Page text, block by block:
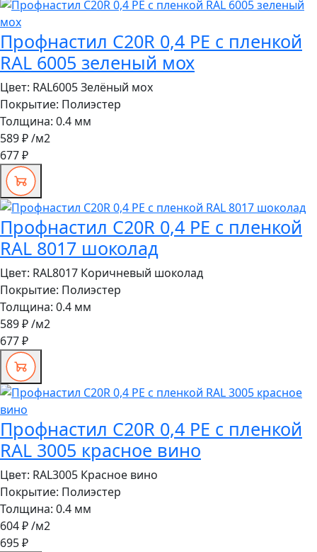
Профнастил C20R 0,4 PE с пленкой
RAL 6005 зеленый мох
Цвет: RAL6005 Зелёный мох
Покрытие: Полиэстер
Толщина: 0.4 мм
589 ₽/м2
677 ₽
Профнастил C20R 0,4 PE с пленкой
RAL 8017 шоколад
Цвет: RAL8017 Коричневый шоколад
Покрытие: Полиэстер
Толщина: 0.4 мм
589 ₽/м2
677 ₽
Профнастил C20R 0,4 PE с пленкой
RAL 3005 красное вино
Цвет: RAL3005 Красное вино
Покрытие: Полиэстер
Толщина: 0.4 мм
604 ₽/м2
695 ₽